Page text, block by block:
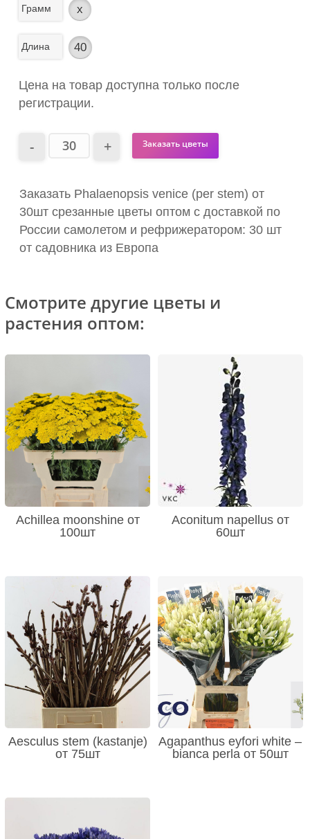
Грамм x
Длина 40
Цена на товар доступна только после
регистрации.
Заказать цветы
Заказать Phalaenopsis venice (per stem) от
30шт срезанные цветы оптом с доставкой по
России самолетом и рефрижератором: 30 шт
от садовника из Европа
Смотрите другие цветы и
растения оптом:
Achillea moonshine от
100шт
Aconitum napellus от
60шт
Aesculus stem (kastanje)
от 75шт
Agapanthus eyfori white –
bianca perla от 50шт